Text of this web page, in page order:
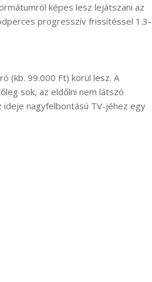
képes lesz lejátszani az
progresszív frissítéssel 1.3-
(kb. 99.000 Ft) körül lesz. A
sok, az eldőlni nem látszó
nagyfelbontású TV-jéhez egy